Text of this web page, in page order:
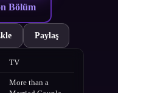
Bölüm
Paylaş
TV
More than a